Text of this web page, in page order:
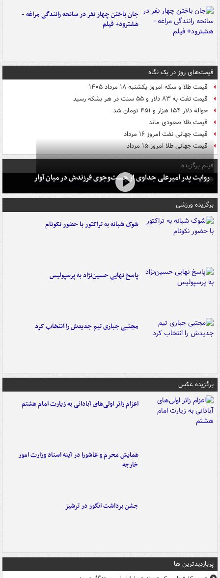
جان باختن چهار نفر در سانحه رانندگی مراغه -
هشترود+ فیلم
قیمت‌های روز در یک نگاه
قیمت طلا و سکه امروز یکشنبه ۱۸ مرداد ۱۴۰۵
قیمت نفت به ۸۳ دلار و ۵۵ سنت در هر بشکه رسید
حواله دلار ۱۵۴ هزار و ۴۵۱ تومان شد
قیمت طلا صعودی ماند
قیمت جهانی نفت امروز ۱۶ مرداد
قیمت جهانی طلا امروز ۱۵ مرداد
فیلم برگزیده
روایت پدر امیرعلی جداوی از جست‌وجوی فرزندش در میان آوار
برگزیده ورزشی
شوک شبانه به تراکتور با حضور نکونام
پاسخ نهایی حسین‌نژاد به پرسپولیس
مجتبی جباری تیم جدیدش را انتخاب کرد
برگزیده عکس
اعزام زائر اولی‌های آبادانی به زیارت امام هشتم
همایش محرم و عاشورا در آینه اسناد وزارت امور
خارجه
جشن برداشت انگور در ترشیز
پربازدیدترین ها